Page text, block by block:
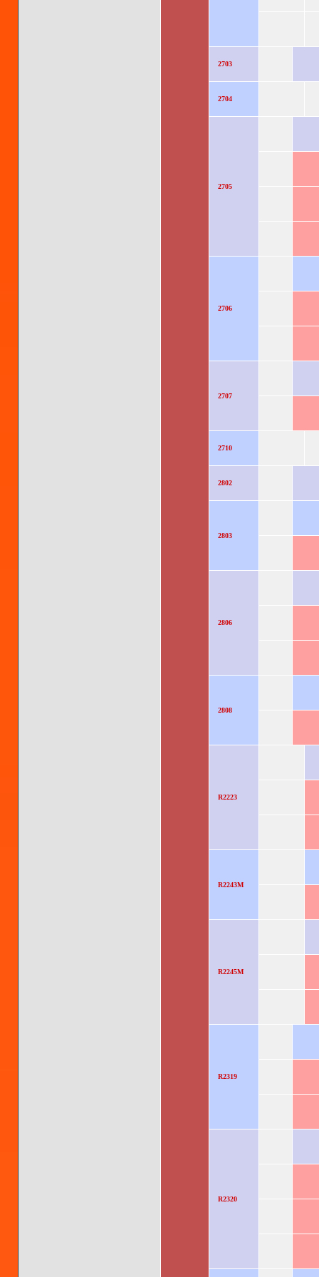
2703
2704
2705
2706
2707
2710
2802
2803
2806
2808
R2223
R2243M
R2245M
R2319
R2320